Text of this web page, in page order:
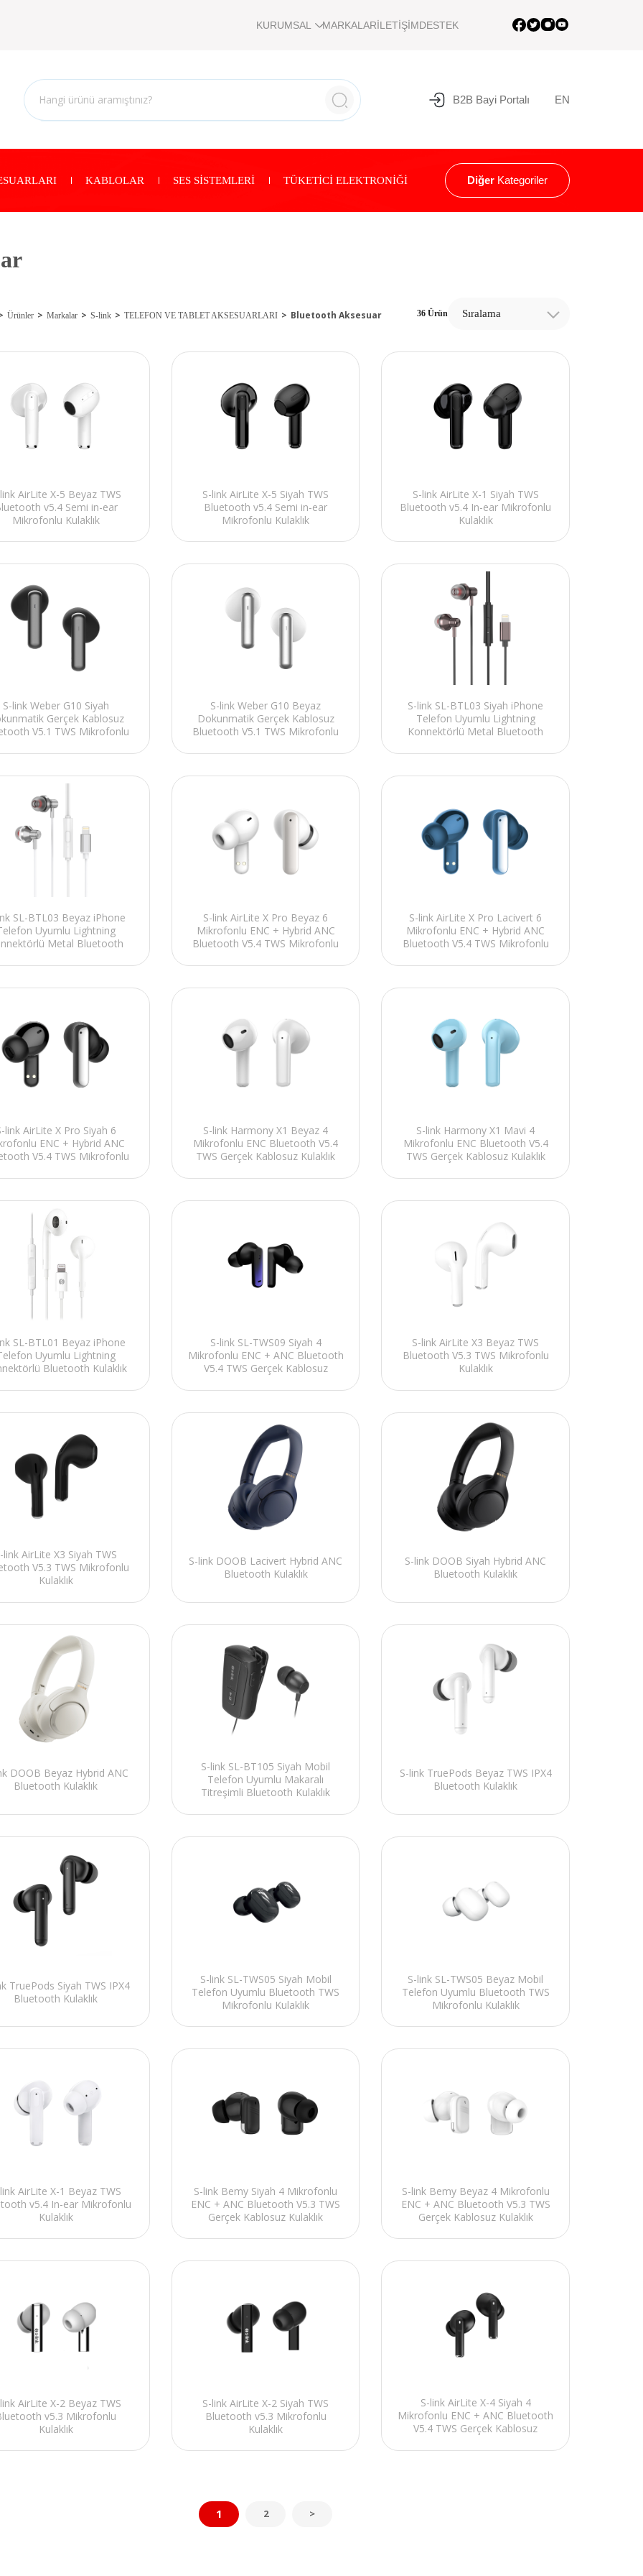
KURUMSAL MARKALARİLETİŞİMDESTEK
B2B Bayi Portalı EN
KABLOLAR SES SİSTEMLERİ TÜKETİCİ ELEKTRONİĞİ Diğer Kategoriler
Ürünler Markalar S-link TELEFON VE TABLET AKSESUARLARI Bluetooth Aksesuar 36 Ürün Sıralama
AirLite X-5 Beyaz TWS
v5.4 Semi in-ear
Mikrofonlu Kulaklık
S-link AirLite X-5 Siyah TWS
Bluetooth v5.4 Semi in-ear
Mikrofonlu Kulaklık
S-link AirLite X-1 Siyah TWS
Bluetooth v5.4 In-ear Mikrofonlu
Kulaklık
S-link Weber G10 Siyah
Gerçek Kablosuz
V5.1 TWS Mikrofonlu
S-link Weber G10 Beyaz
Dokunmatik Gerçek Kablosuz
Bluetooth V5.1 TWS Mikrofonlu
S-link SL-BTL03 Siyah iPhone
Telefon Uyumlu Lightning
Konnektörlü Metal Bluetooth
SL-BTL03 Beyaz iPhone
Uyumlu Lightning
Metal Bluetooth
S-link AirLite X Pro Beyaz 6
Mikrofonlu ENC + Hybrid ANC
Bluetooth V5.4 TWS Mikrofonlu
S-link AirLite X Pro Lacivert 6
Mikrofonlu ENC + Hybrid ANC
Bluetooth V5.4 TWS Mikrofonlu
link AirLite X Pro Siyah 6
ENC + Hybrid ANC
V5.4 TWS Mikrofonlu
S-link Harmony X1 Beyaz 4
Mikrofonlu ENC Bluetooth V5.4
TWS Gerçek Kablosuz Kulaklık
S-link Harmony X1 Mavi 4
Mikrofonlu ENC Bluetooth V5.4
TWS Gerçek Kablosuz Kulaklık
SL-BTL01 Beyaz iPhone
Uyumlu Lightning
Bluetooth Kulaklık
S-link SL-TWS09 Siyah 4
Mikrofonlu ENC + ANC Bluetooth
V5.4 TWS Gerçek Kablosuz
S-link AirLite X3 Beyaz TWS
Bluetooth V5.3 TWS Mikrofonlu
Kulaklık
link AirLite X3 Siyah TWS
V5.3 TWS Mikrofonlu
Kulaklık
S-link DOOB Lacivert Hybrid ANC
Bluetooth Kulaklık
S-link DOOB Siyah Hybrid ANC
Bluetooth Kulaklık
DOOB Beyaz Hybrid ANC
Bluetooth Kulaklık
S-link SL-BT105 Siyah Mobil
Telefon Uyumlu Makaralı
Titreşimli Bluetooth Kulaklık
S-link TruePods Beyaz TWS IPX4
Bluetooth Kulaklık
TruePods Siyah TWS IPX4
Bluetooth Kulaklık
S-link SL-TWS05 Siyah Mobil
Telefon Uyumlu Bluetooth TWS
Mikrofonlu Kulaklık
S-link SL-TWS05 Beyaz Mobil
Telefon Uyumlu Bluetooth TWS
Mikrofonlu Kulaklık
AirLite X-1 Beyaz TWS
v5.4 In-ear Mikrofonlu
Kulaklık
S-link Bemy Siyah 4 Mikrofonlu
ENC + ANC Bluetooth V5.3 TWS
Gerçek Kablosuz Kulaklık
S-link Bemy Beyaz 4 Mikrofonlu
ENC + ANC Bluetooth V5.3 TWS
Gerçek Kablosuz Kulaklık
AirLite X-2 Beyaz TWS
v5.3 Mikrofonlu
Kulaklık
S-link AirLite X-2 Siyah TWS
Bluetooth v5.3 Mikrofonlu
Kulaklık
S-link AirLite X-4 Siyah 4
Mikrofonlu ENC + ANC Bluetooth
V5.4 TWS Gerçek Kablosuz
1 2 >